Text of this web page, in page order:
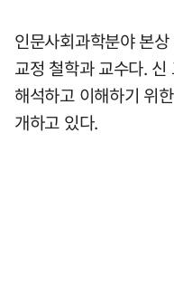
인문사회과학분야 본
교정 철학과 교수다.
해석하고 이해하기 위
개하고 있다.